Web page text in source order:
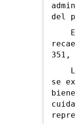
del
El
351,
se